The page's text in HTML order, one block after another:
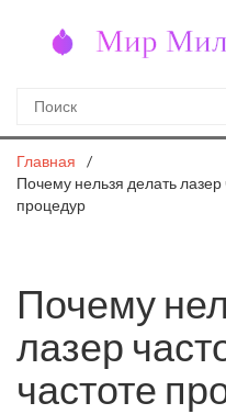
Главная
Почему нельзя делать лазер
процедур
Почему
лазер
частоте